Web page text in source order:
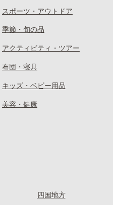
スポーツ・アウトドア
季節・旬の品
アクティビティ・ツアー
布団・寝具
キッズ・ベビー用品
美容・健康
四国地方